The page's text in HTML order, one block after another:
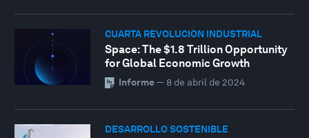
CUARTA REVOLUCIÓN INDUSTRIAL
Space: The $1.8 Trillion Opportunity
for Global Economic Growth
Informe— 8 de abril de 2024
DESARROLLO SOSTENIBLE